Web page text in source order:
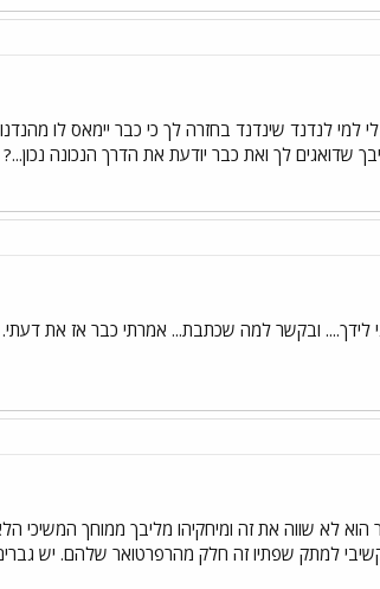
לנדנד שינדנד בחזרה לך כי כבר יימאס לו
שדואגים לך ואת כבר יודעת את הדרך הנכונה נכון...?
לידך.... ובקשר למה שכתבת... אמרתי כבר אז את
הוא לא שווה את זה ומיחקיהו מליבך ממוחך המשיכי
למתק שפתיו זה חלק מהרפרטואר שלהם. יש